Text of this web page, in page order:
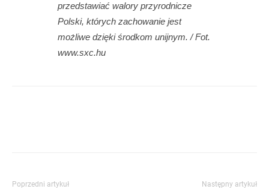
przedstawiać walory przyrodnicze
Polski, których zachowanie jest
możliwe dzięki środkom unijnym. / Fot.
www.sxc.hu
Poprzedni artykuł Następny artykuł